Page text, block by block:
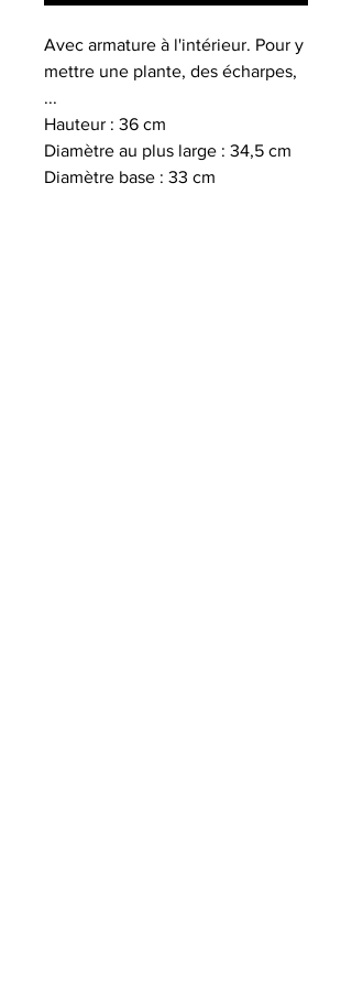
Avec armature à l'intérieur. Pour y
mettre une plante, des écharpes,
...
Hauteur : 36 cm
Diamètre au plus large : 34,5 cm
Diamètre base : 33 cm